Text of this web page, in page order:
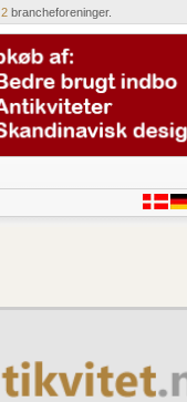
2brancheforeninger.